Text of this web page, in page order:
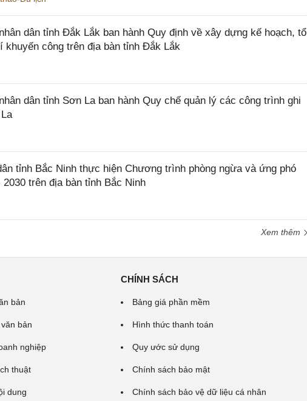
dân tỉnh Đắk Lắk ban hành Quy định về xây dựng kế hoạch, tổ
công trên địa bàn tỉnh Đắk Lắk
dân tỉnh Sơn La ban hành Quy chế quản lý các công trình ghi
tỉnh Bắc Ninh thực hiện Chương trình phòng ngừa và ứng phó
trên địa bàn tỉnh Bắc Ninh
Xem thêm
bản
bản
nghiệp
thuật
dung
CHÍNH SÁCH
Bảng giá phần mềm
Hình thức thanh toán
Quy ước sử dụng
Chính sách bảo mật
Chính sách bảo vệ dữ liệu cá nhân